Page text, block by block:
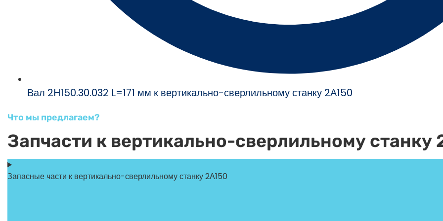
Вал 2Н150.30.032 L=171 мм к вертикально-сверлильному станку 2А150
Что мы предлагаем?
Запчасти к вертикально-сверлильному станку
Запасные части к вертикально-сверлильному станку 2А150